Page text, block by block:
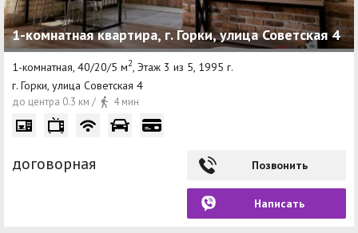
1-комнатная квартира, г. Горки, улица Советская 4
1-комнатная, 40/20/5 м2 , Этаж 3 из 5, 1995 г.
г. Горки, улица Советская 4
до центра 0.3 км / 4 мин
договорная Позвонить
Написать